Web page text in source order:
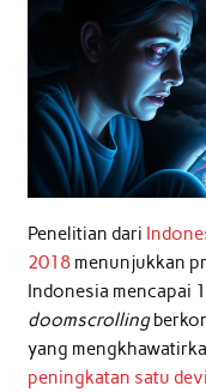
Penelitian dari
2018menunjukkan
Indonesia mencapai
doomscrolling
yang
peningkatan satu